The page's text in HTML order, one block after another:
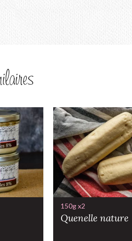
150g x2
Quenelle nature